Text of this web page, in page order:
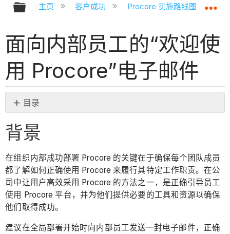
扩展/隐缩全局层次
主页 客户成功 Procore 实施路线图
面向内部员工的“欢迎使
用 Procore”电子邮件
目录
景
子
邮
件
模
板
背景
在组织内部成功部署 Procore 的关键在于确保每个团队成员
都了解如何正确使用 Procore 来履行其特定工作职责。在公
司中让用户高效采用 Procore 的方法之一，是正确引导员工
使用 Procore 平台，并为他们提供必要的工具和资源以确保
他们取得成功。
建议在全局部署开始时向内部员工发送一封电子邮件，正确